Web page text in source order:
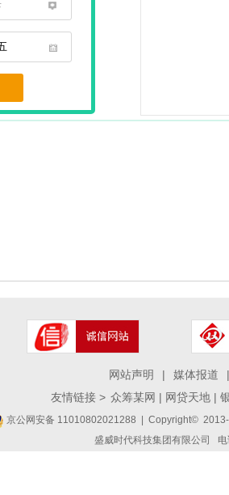
1
1
网站声明 | 媒体报道 |
友情链接 > 众筹某网 | 网贷天地 |
京公网安备 11010802021288 | Copyright© 2013-
盛威时代科技集团有限公司